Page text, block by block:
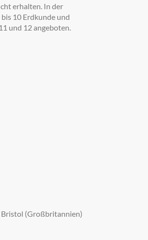
erhalten. In der
10 Erdkunde und
und 12 angeboten.
Bristol (Großbritannien)